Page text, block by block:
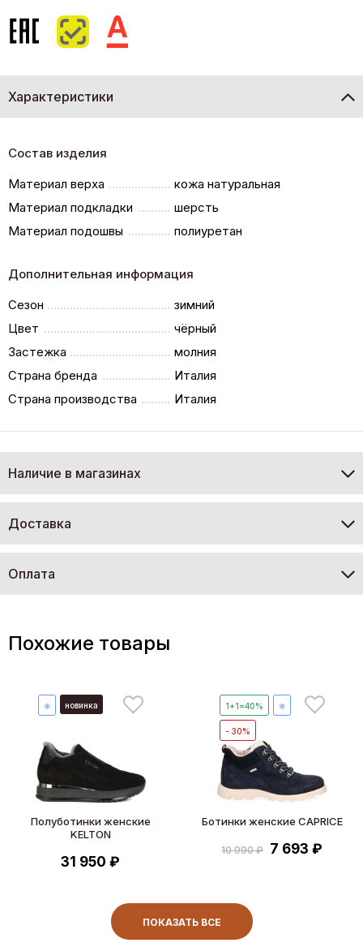
Характеристики
Состав изделия
Материал верха
кожа натуральная
Материал подкладки
шерсть
Материал подошвы
полиуретан
Дополнительная информация
Сезон
зимний
Цвет
чёрный
Застежка
молния
Страна бренда
Италия
Страна производства
Италия
Наличие в магазинах
Доставка
Оплата
Похожие товары
❄ новинка
Полуботинки женские
KELTON
31 950 ₽
1+1=40% ❄
- 30%
Ботинки женские CAPRICE
10 990 ₽ 7 693 ₽
ПОКАЗАТЬ ВСЕ